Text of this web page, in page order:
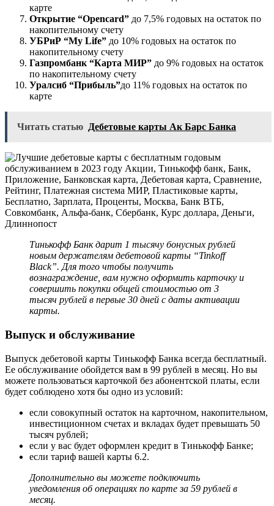
карте
Открытие “Opencard” до 7,5% годовых на остаток по
накопительному счету
УБРиР “My Life” до 10% годовых на остаток по
накопительному счету
Газпромбанк “Карта МИР” до 9% годовых на остаток
по накопительному счету
Уралсиб “Прибыль”до 11% годовых на остаток по
карте
Читать статью Дебетовые карты Ак Барс Банка
Тинькофф Банк дарит 1 тысячу бонусных рублей
новым держателям дебетовой карты “Tinkoff
Black”. Для того чтобы получить
вознаграждение, вам нужно оформить карточку и
совершить покупки общей стоимостью от 3
тысяч рублей в первые 30 дней с даты активации
карты.
Выпуск и обслуживание
Выпуск дебетовой карты Тинькофф Банка всегда бесплатный.
Ее обслуживание обойдется вам в 99 рублей в месяц. Но вы
можете пользоваться карточкой без абонентской платы, если
будет соблюдено хотя бы одно из условий:
если совокупный остаток на карточном, накопительном,
инвестиционном счетах и вкладах будет превышать 50
тысяч рублей;
если у вас будет оформлен кредит в Тинькофф Банке;
если тариф вашей карты 6.2.
Дополнительно вы можете подключить
уведомления об операциях по карте за 59 рублей в
месяц.